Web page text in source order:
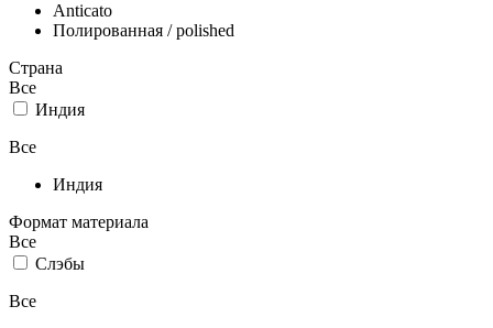
Anticato
Полированная /polished
Страна
Все
Индия
Все
Индия
Формат материала
Все
Слэбы
Все